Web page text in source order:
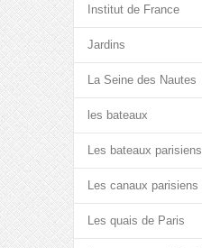
Institut de France
Jardins
La Seine des Nautes
les bateaux
Les bateaux parisiens
Les canaux parisiens
Les quais de Paris